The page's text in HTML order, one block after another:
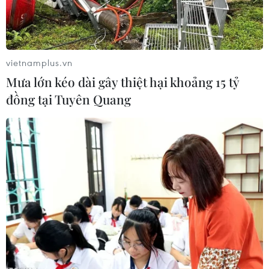
Chú sư tử Kimba lang thang trên đường phố trước khi bị bắn
thuốc mê rồi đưa "về nhà." (Nguồn: ANSA)
Người dân thị trấn Ladispoli ở miền Trung Italy
đã được một phen hoảng sợ khi nhìn thấy một
chú sư tử tha thẩn dạo chơi ở vùng duyên hải
vietnamplus.vn
Mưa lớn kéo dài gây thiệt hại khoảng 15 tỷ
đồng tại Tuyên Quang